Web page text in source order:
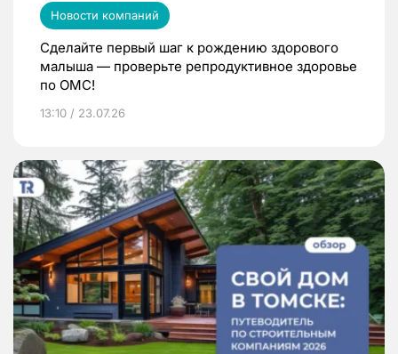
Новости компаний
Сделайте первый шаг к рождению здорового
малыша — проверьте репродуктивное здоровье
по ОМС!
13:10 / 23.07.26